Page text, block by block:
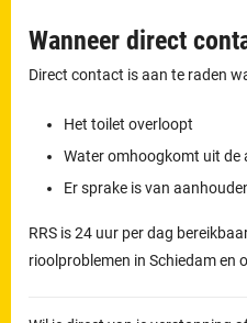
Wanneer direct
Direct contact is aan te raden
Het toilet overloopt
Water omhoogkomt uit de
Er sprake is van
RRS is 24 uur per dag
rioolproblemen in Schiedam en